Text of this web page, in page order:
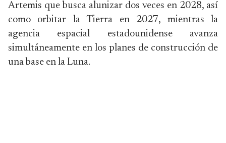
Artemis que busca alunizar dos veces en 2028, así
como orbitar la Tierra en 2027, mientras la
agencia espacial estadounidense avanza
simultáneamente en los planes de construcción de
una base en la Luna.